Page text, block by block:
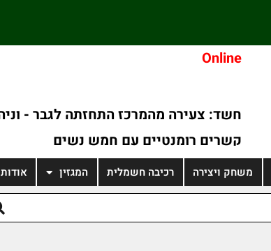
Online
קשרים רומנטיים עם חמש נשים
הולך רגל נפגע מרכב בנצרת, מצבו קשה
משחק ויצירה רכיבה חשמלית המגזין אודות